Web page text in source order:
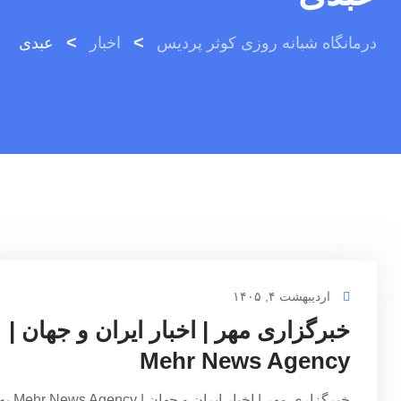
درمانگاه شبانه روزی کوثر پردیس > اخبار > عبدی
اردیبهشت ۴, ۱۴۰۵
خبرگزاری مهر | اخبار ایران و جهان |
Mehr News Agency